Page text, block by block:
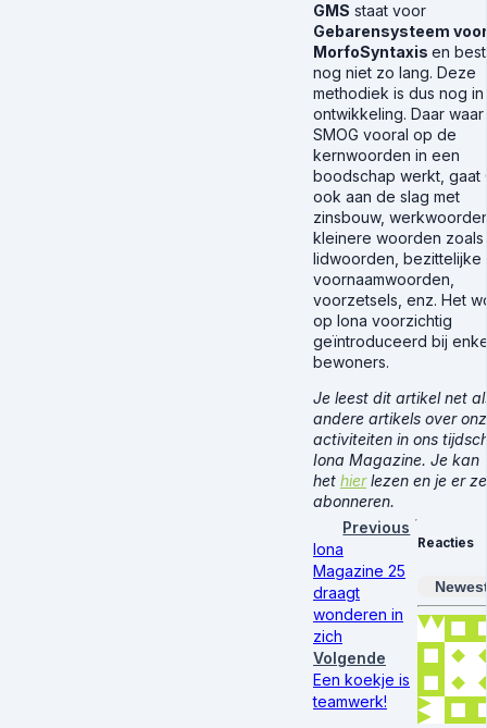
GMS staat voor
Gebarensysteem voor
MorfoSyntaxis en
nog niet zo lang. Deze
methodiek is dus nog
ontwikkeling. Daar waar
SMOG vooral op de
kernwoorden in een
boodschap werkt, gaat
ook aan de slag met
zinsbouw,
kleinere woorden zoals
lidwoorden, bezittelijke
voornaamwoorden,
voorzetsels, enz. Het
op Iona voorzichtig
geïntroduceerd bij
bewoners.
Je leest dit artikel net
andere artikels over
activiteiten in ons
Iona Magazine. Je kan
het hierlezen en je er
abonneren.
Previous
Iona
Magazine 25
draagt
wonderen in
zich
Volgende
Een koekje is
teamwerk!
Reacties